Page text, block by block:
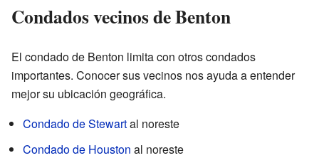
Condados vecinos de Benton
El condado de Benton limita con otros condados
importantes. Conocer sus vecinos nos ayuda a entender
mejor su ubicación geográfica.
Condado de Stewartal noreste
Condado de Houston al noreste